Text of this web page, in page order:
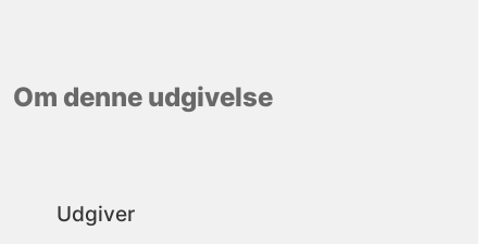
Om denne udgivelse
Udgiver